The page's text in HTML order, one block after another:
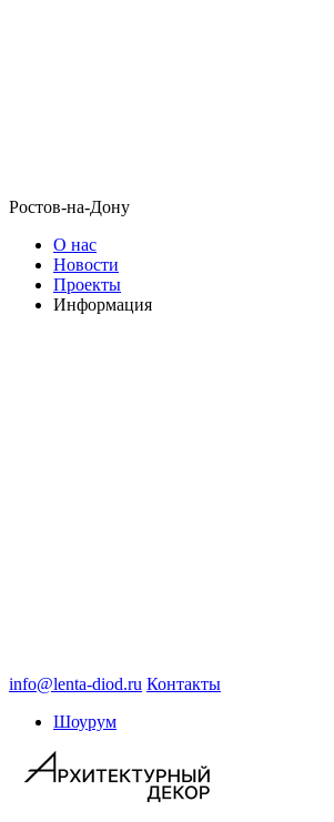
Ростов-на-Дону
О нас
Новости
Проекты
Информация
info@lenta-diod.ru Контакты
Шоурум